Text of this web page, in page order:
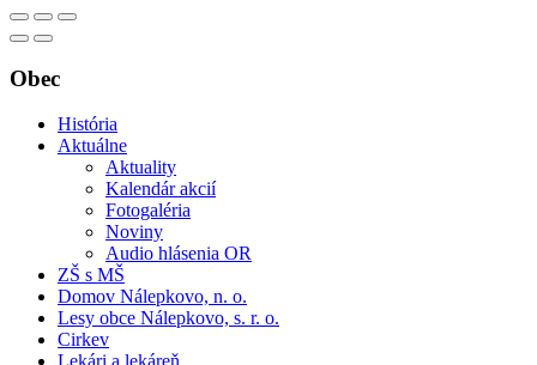
Obec
História
Aktuálne
Aktuality
Kalendár akcií
Fotogaléria
Noviny
Audio hlásenia OR
ZŠ s MŠ
Domov Nálepkovo, n. o.
Lesy obce Nálepkovo, s. r. o.
Cirkev